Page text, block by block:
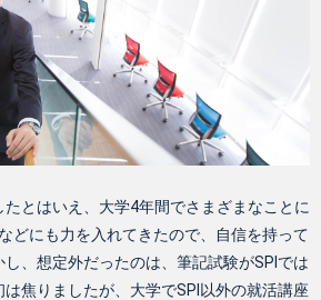
とはいえ、大学4年間でさまざまなことに
どにも力を入れてきたので、自信を持って
、想定外だったのは、筆記試験がSPIでは
焦りましたが、大学でSPI以外の就活講座